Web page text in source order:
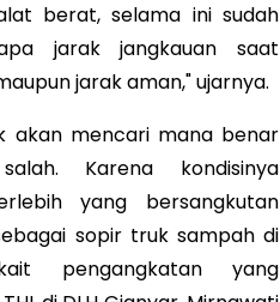
berat, selama ini sudah
jarak jangkauan saat
jarak aman," ujarnya.
akan mencari mana benar
Karena kondisinya
yang bersangkutan
sopir truk sampah di
pengangkatan yang